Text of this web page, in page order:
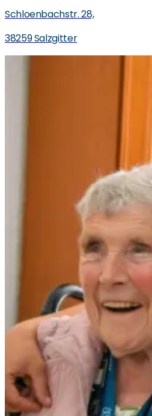
Schloenbachstr. 28,
38259 Salzgitter